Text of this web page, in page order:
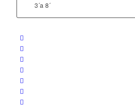
3´a 8´